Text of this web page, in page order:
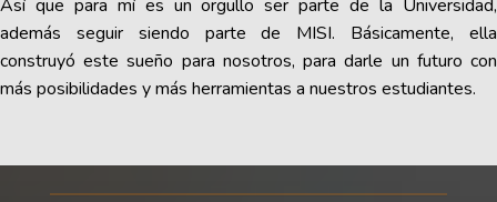
Así que para mí es un orgullo ser parte de la Universidad,
además seguir siendo parte de MISI. Básicamente, ella
construyó este sueño para nosotros, para darle un futuro con
más posibilidades y más herramientas a nuestros estudiantes.